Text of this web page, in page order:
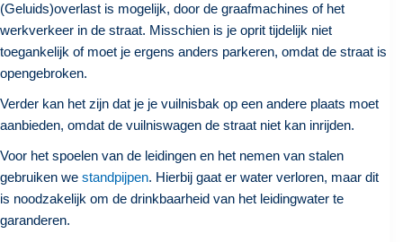
(Geluids)overlast is mogelijk, door de graafmachines of het
werkverkeer in de straat. Misschien is je oprit tijdelijk niet
toegankelijk of moet je ergens anders parkeren, omdat de straat is
opengebroken.
Verder kan het zijn dat je je vuilnisbak op een andere plaats moet
aanbieden, omdat de vuilniswagen de straat niet kan inrijden.
Voor het spoelen van de leidingen en het nemen van stalen
gebruiken we standpijpen. Hierbij gaat er water verloren, maar dit
is noodzakelijk om de drinkbaarheid van het leidingwater te
garanderen.